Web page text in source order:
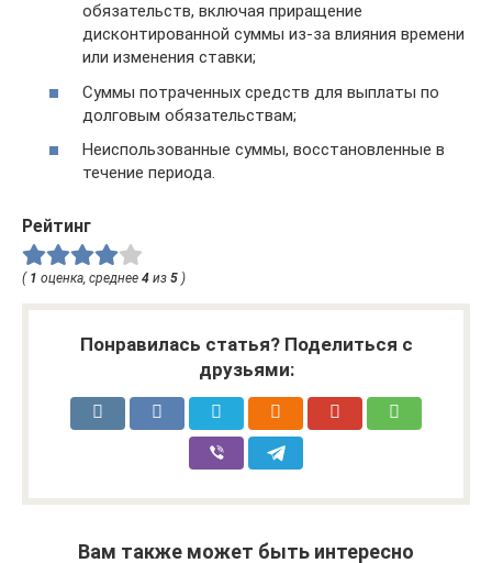
обязательств, включая приращение
дисконтированной суммы из-за влияния времени
или изменения ставки;
Суммы потраченных средств для выплаты по
долговым обязательствам;
Неиспользованные суммы, восстановленные в
течение периода.
Рейтинг
( 1 оценка, среднее 4 из 5 )
Понравилась статья? Поделиться с
друзьями:
Вам также может быть интересно